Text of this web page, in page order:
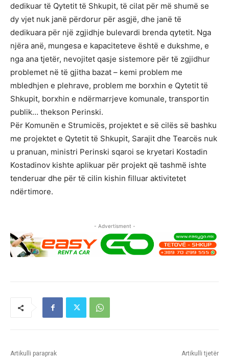
dedikuar të Qytetit të Shkupit, të cilat për më shumë se
dy vjet nuk janë përdorur për asgjë, dhe janë të
dedikuara për një zgjidhje bulevardi brenda qytetit. Nga
njëra anë, mungesa e kapaciteteve është e dukshme, e
nga ana tjetër, nevojitet qasje sistemore për të zgjidhur
problemet në të gjitha bazat – kemi problem me
mbledhjen e plehrave, problem me borxhin e Qytetit të
Shkupit, borxhin e ndërmarrjeve komunale, transportin
publik… thekson Perinski.
Për Komunën e Strumicës, projektet e së cilës së bashku
me projektet e Qytetit të Shkupit, Sarajit dhe Tearcës nuk
u pranuan, ministri Perinski sqaroi se kryetari Kostadin
Kostadinov kishte aplikuar për projekt që tashmë ishte
tenderuar dhe për të cilin kishin filluar aktivitetet
ndërtimore.
- Advertisment -
Artikulli paraprak Artikulli tjetër